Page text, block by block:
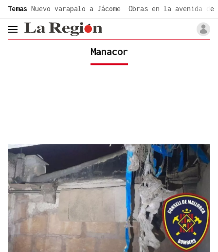
Temas Nuevo varapalo a Jácome Obras en la avenida de
header.menu.open
Manacor